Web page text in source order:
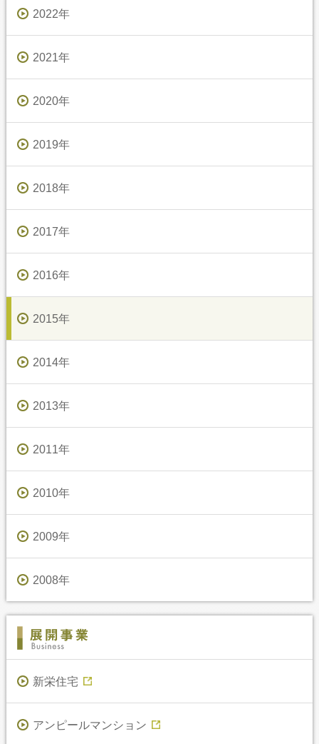
2022年
2021年
2020年
2019年
2018年
2017年
2016年
2015年
2014年
2013年
2011年
2010年
2009年
2008年
新栄住宅
アンピールマンション